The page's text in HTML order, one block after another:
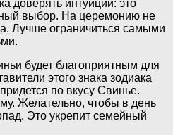
доверять интуиции: это
выбор. На церемонию не
Лучше ограничиться самыми
будет благоприятным для
этого знака зодиака
по вкусу Свинье.
Желательно, чтобы в день
Это укрепит семейный